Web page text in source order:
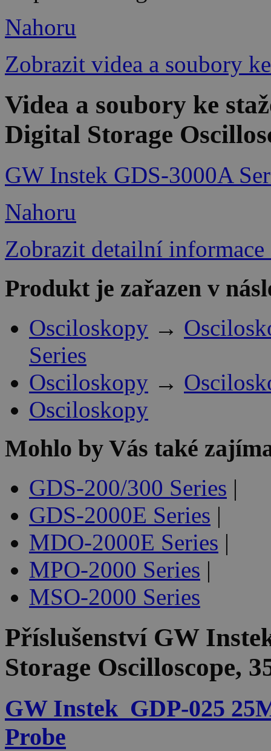
Nahoru
Zobrazit videa a soubory
Videa a soubory ke
Digital Storage
GW Instek GDS-3000A
Nahoru
Zobrazit detailní informace
Produkt je zařazen v
Osciloskopy →
Series
Osciloskopy →
Osciloskopy
Mohlo by Vás také
GDS-200/300 Series |
GDS-2000E Series |
MDO-2000E Series |
MPO-2000 Series |
MSO-2000 Series
Příslušenství GW
Storage Oscilloscope,
GW Instek_GDP-025
Probe